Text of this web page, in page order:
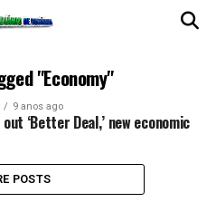
"Economy"
9 anos ago
‘Better Deal,’ new economic
POSTS